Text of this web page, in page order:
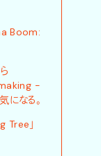
Boom:
ら
-
なる。
Tree」